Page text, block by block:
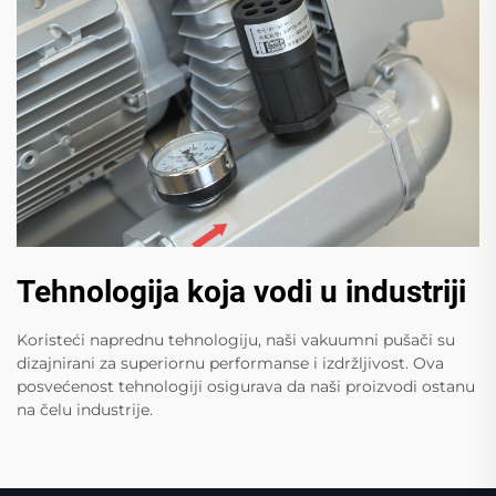
Tehnologija koja vodi u industriji
Koristeći naprednu tehnologiju, naši vakuumni pušači su
dizajnirani za superiornu performanse i izdržljivost. Ova
posvećenost tehnologiji osigurava da naši proizvodi ostanu
na čelu industrije.